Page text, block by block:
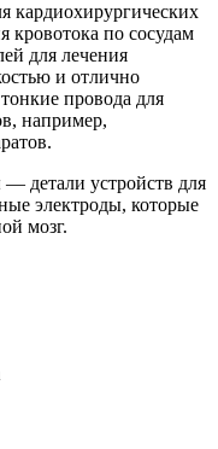
кардиохирургических
кровотока по сосудам
для лечения
и отлично
провода для
например,
детали устройств для
электроды, которые
мозг.